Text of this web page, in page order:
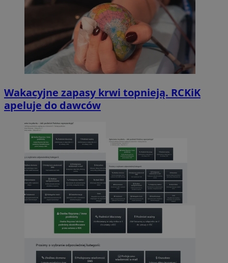
Wakacyjne zapasy krwi topnieją. RCKiK
apeluje do dawców